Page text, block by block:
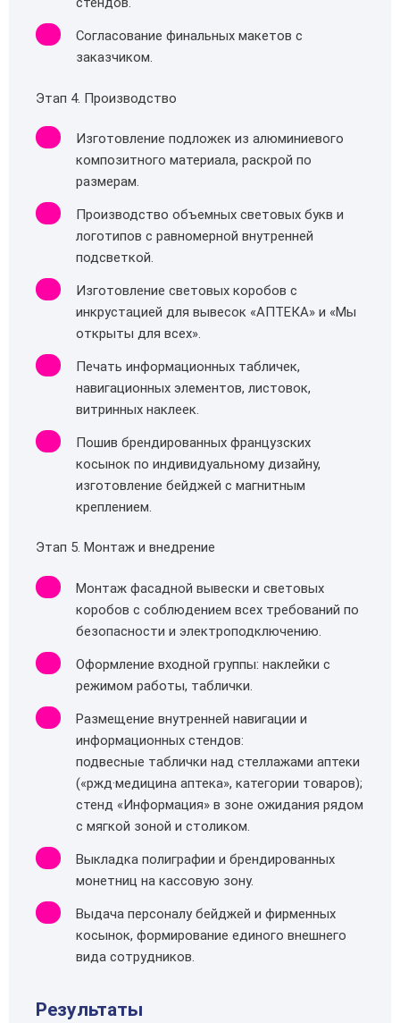
Согласование финальных макетов с
заказчиком.
Этап 4. Производство
Изготовление подложек из алюминиевого
композитного материала, раскрой по
размерам.
Производство объемных световых букв и
логотипов с равномерной внутренней
подсветкой.
Изготовление световых коробов с
инкрустацией для вывесок «АПТЕКА» и «Мы
открыты для всех».
Печать информационных табличек,
навигационных элементов, листовок,
витринных наклеек.
Пошив брендированных французских
косынок по индивидуальному дизайну,
изготовление бейджей с магнитным
креплением.
Этап 5. Монтаж и внедрение
Монтаж фасадной вывески и световых
коробов с соблюдением всех требований по
безопасности и электроподключению.
Оформление входной группы: наклейки с
режимом работы, таблички.
Размещение внутренней навигации и
информационных стендов:
подвесные таблички над стеллажами аптеки
(«ржд·медицина аптека», категории товаров);
стенд «Информация» в зоне ожидания рядом
с мягкой зоной и столиком.
Выкладка полиграфии и брендированных
монетниц на кассовую зону.
Выдача персоналу бейджей и фирменных
косынок, формирование единого внешнего
вида сотрудников.
Результаты